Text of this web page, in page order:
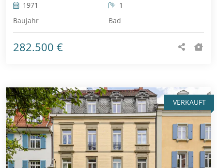
1971
Baujahr
1
Bad
282.500 €
VERKAUFT